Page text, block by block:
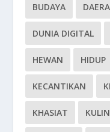
BUDAYA
DUNIA DIGITAL
HEWAN HIDUP
KECANTIKAN
KHASIAT